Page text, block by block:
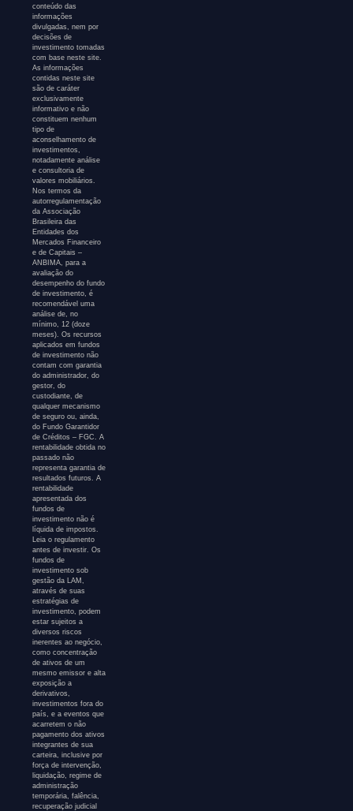
conteúdo das
informações
divulgadas, nem por
decisões de
investimento tomadas
com base neste site.
As informações
contidas neste site
são de caráter
exclusivamente
informativo e não
constituem nenhum
tipo de
aconselhamento de
investimentos,
notadamente análise
e consultoria de
valores mobiliários.
Nos termos da
autorregulamentação
da Associação
Brasileira das
Entidades dos
Mercados Financeiro
e de Capitais –
ANBIMA, para a
avaliação do
desempenho do fundo
de investimento, é
recomendável uma
análise de, no
mínimo, 12 (doze
meses). Os recursos
aplicados em fundos
de investimento não
contam com garantia
do administrador, do
gestor, do
custodiante, de
qualquer mecanismo
de seguro ou, ainda,
do Fundo Garantidor
de Créditos – FGC. A
rentabilidade obtida no
passado não
representa garantia de
resultados futuros. A
rentabilidade
apresentada dos
fundos de
investimento não é
líquida de impostos.
Leia o regulamento
antes de investir. Os
fundos de
investimento sob
gestão da LAM,
através de suas
estratégias de
investimento, podem
estar sujeitos a
diversos riscos
inerentes ao negócio,
como concentração
de ativos de um
mesmo emissor e alta
exposição a
derivativos,
investimentos fora do
país, e a eventos que
acarretem o não
pagamento dos ativos
integrantes de sua
carteira, inclusive por
força de intervenção,
liquidação, regime de
administração
temporária, falência,
recuperação judicial